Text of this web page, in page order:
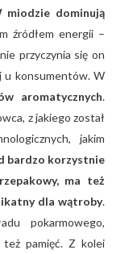
miodzie dominują
źródłem energii –
przyczynia się on
u konsumentów. W
aromatycznych.
z jakiego został
jakim
bardzo korzystnie
ma też
dla wątroby.
pokarmowego,
też pamięć. Z kolei